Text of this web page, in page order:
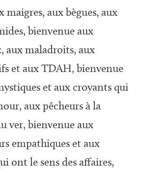
maigres, aux bègues, aux
bienvenue aux
aux maladroits, aux
et aux TDAH, bienvenue
et aux croyants qui
aux pêcheurs à la
ver, bienvenue aux
empathiques et aux
ont le sens des affaires,